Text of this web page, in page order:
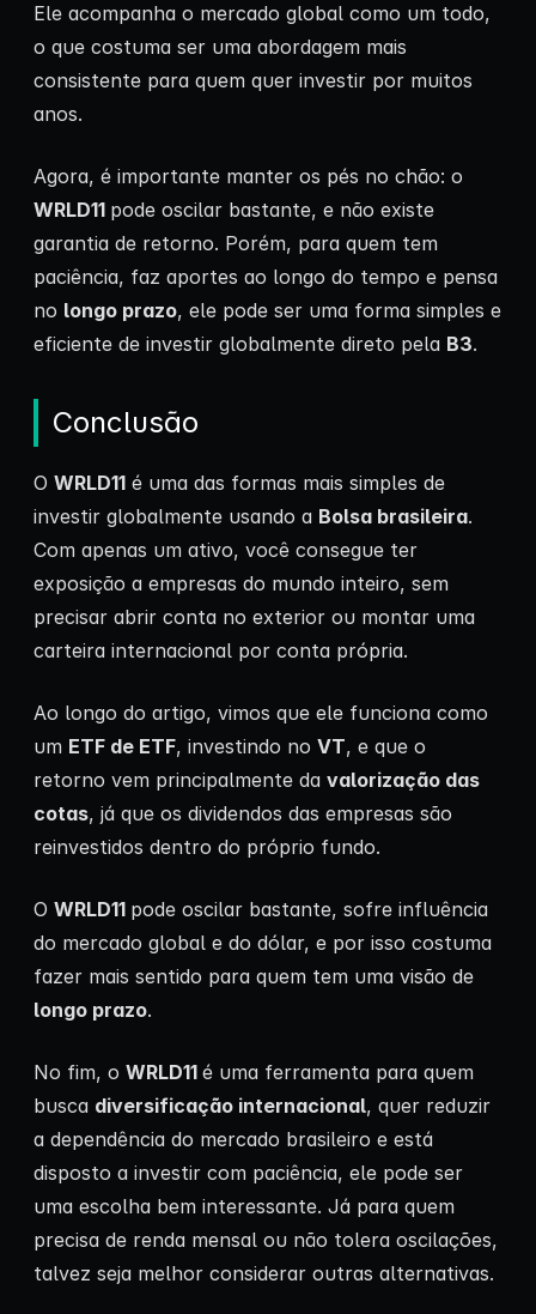
Ele acompanha o mercado global como um todo,
o que costuma ser uma abordagem mais
consistente para quem quer investir por muitos
anos.
Agora, é importante manter os pés no chão: o
WRLD11 pode oscilar bastante, e não existe
garantia de retorno. Porém, para quem tem
paciência, faz aportes ao longo do tempo e pensa
no longo prazo, ele pode ser uma forma simples e
eficiente de investir globalmente direto pela B3.
Conclusão
O WRLD11 é uma das formas mais simples de
investir globalmente usando a Bolsa brasileira.
Com apenas um ativo, você consegue ter
exposição a empresas do mundo inteiro, sem
precisar abrir conta no exterior ou montar uma
carteira internacional por conta própria.
Ao longo do artigo, vimos que ele funciona como
um ETF de ETF, investindo no VT, e que o
retorno vem principalmente da valorização das
cotas, já que os dividendos das empresas são
reinvestidos dentro do próprio fundo.
O WRLD11 pode oscilar bastante, sofre influência
do mercado global e do dólar, e por isso costuma
fazer mais sentido para quem tem uma visão de
longo prazo.
No fim, o WRLD11 é uma ferramenta para quem
busca diversificação internacional, quer reduzir
a dependência do mercado brasileiro e está
disposto a investir com paciência, ele pode ser
uma escolha bem interessante. Já para quem
precisa de renda mensal ou não tolera oscilações,
talvez seja melhor considerar outras alternativas.